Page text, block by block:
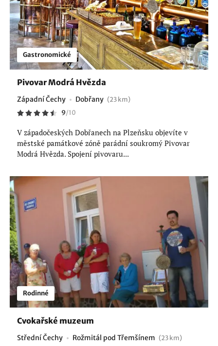
Gastronomické
Pivovar Modrá Hvězda
Západní Čechy Dobřany (23 km)
9/10
V západočeských Dobřanech na Plzeňsku objevíte v
městské památkové zóně parádní soukromý Pivovar
Modrá Hvězda. Spojení pivovaru...
Rodinné
Cvokařské muzeum
Střední Čechy Rožmitál pod Třemšínem (23 km)